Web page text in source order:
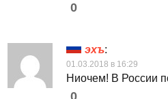
0
эхъ:
01.03.2018 в 16:29
Ниочем! В России